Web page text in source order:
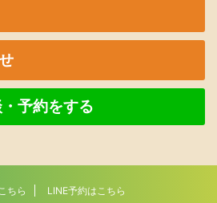
予約をする
ちら LINE予約はこちら